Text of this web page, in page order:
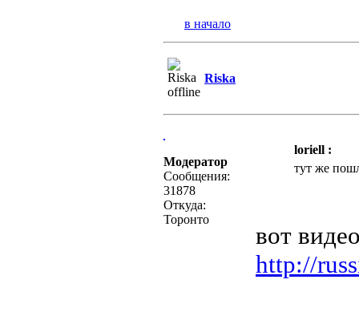
в начало
Riska
Модератор
Сообщения:
31878
Откуда:
Торонто
loriell :
тут же
вот
http://